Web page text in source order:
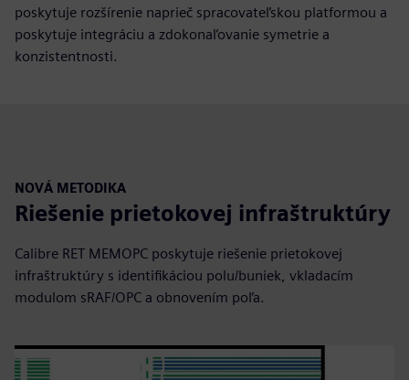
poskytuje rozšírenie naprieč spracovateľskou platformou a
poskytuje integráciu a zdokonaľovanie symetrie a
konzistentnosti.
NOVÁ METODIKA
Riešenie prietokovej infraštruktúry
Calibre RET MEMOPC poskytuje riešenie prietokovej
infraštruktúry s identifikáciou polu/buniek, vkladacím
modulom sRAF/OPC a obnovením poľa.